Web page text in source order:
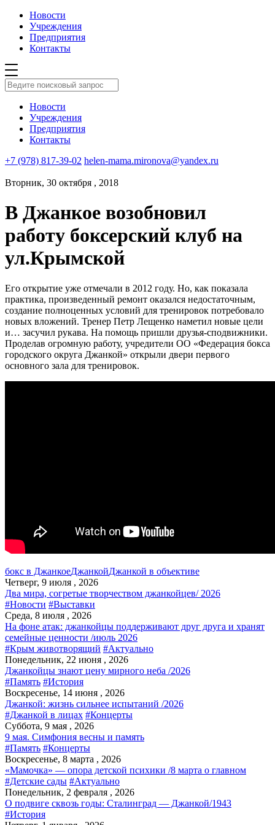
Новости
Учреждения
Предприятия
Контакты
Новости
Учреждения
Предприятия
Контакты
+7 (978) 817-39-02 helen-mama.mironova@yandex.ru
Вторник, 30 октября , 2018
В Джанкое возобновил
работу боксерский клуб на
ул.Крымской
Его открытие уже отмечали в 2012 году. Но, как показала
практика, произведенный ремонт оказался недостаточным,
создание полноценных условий для тренировок потребовало
новых вложений. Тренер Петр Лещенко наметил новые цели
и… засучил рукава. На помощь пришли друзья-сподвижники.
Проделав огромную работу, учредители ОО «Федерация бокса
городского округа Джанкой» открыли двери первого
основного зала для тренировок.
бокс в ДжанкоеДжанкойДжанкой в объективе
Четверг, 9 июля , 2026
Два мира, согретые творчеством джанкойцев/ 2026
#Новости #Выставки
Среда, 8 июля , 2026
На фоне атак: джанкойцы поддерживают друг друга и хранят
семейные ценности /июль 2026
#Крым животворящий #Актуально
Понедельник, 22 июня , 2026
Джанкойцы знают цену мирного неба /2026
#Память #История
Воскресенье, 14 июня , 2026
Джанкой: жизнь сильнее испытаний /2026
#Джанкой в лицах #Концерты
Суббота, 9 мая , 2026
9 мая. Симфония весны и память
#Память #Концерты
Воскресенье, 8 марта , 2026
«Мамочка» — опора детской психики /8 марта о главном
#Детские сады #Актуально
Понедельник, 2 февраля , 2026
О подвиге сквозь годы: Сталинград — Джанкой/1943
#История